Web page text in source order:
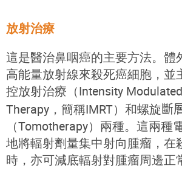
放射治療
這是醫治鼻咽癌的主要方法。體
高能量放射線來殺死癌細胞，並
控放射治療（Intensity
Therapy，簡稱IMRT）和螺旋斷
（Tomotherapy）兩種。這兩種
地將輻射劑量集中射向腫瘤，在
時，亦可減底輻射對腫瘤周邊正